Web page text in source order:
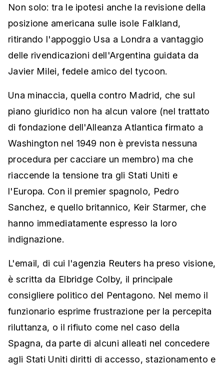
Non solo: tra le ipotesi anche la revisione della
posizione americana sulle isole Falkland,
ritirando l'appoggio Usa a Londra a vantaggio
delle rivendicazioni dell'Argentina guidata da
Javier Milei, fedele amico del tycoon.
Una minaccia, quella contro Madrid, che sul
piano giuridico non ha alcun valore (nel trattato
di fondazione dell'Alleanza Atlantica firmato a
Washington nel 1949 non è prevista nessuna
procedura per cacciare un membro) ma che
riaccende la tensione tra gli Stati Uniti e
l'Europa. Con il premier spagnolo, Pedro
Sanchez, e quello britannico, Keir Starmer, che
hanno immediatamente espresso la loro
indignazione.
L'email, di cui l'agenzia Reuters ha preso visione,
è scritta da Elbridge Colby, il principale
consigliere politico del Pentagono. Nel memo il
funzionario esprime frustrazione per la percepita
riluttanza, o il rifiuto come nel caso della
Spagna, da parte di alcuni alleati nel concedere
agli Stati Uniti diritti di accesso, stazionamento e